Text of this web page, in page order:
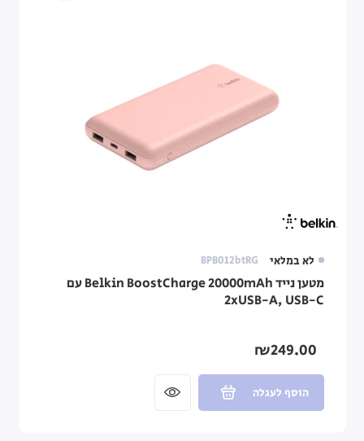
לא במלאי BPB012btRG
מטען נייד Belkin BoostCharge 20000mAh עם
2xUSB-A, USB-C
₪249.00
הוסף לעגלה